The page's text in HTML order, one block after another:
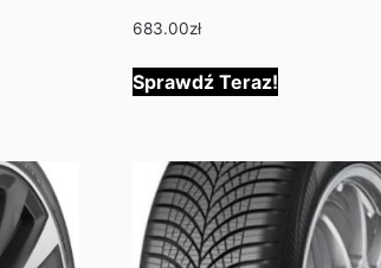
683.00zł
Sprawdź Teraz!